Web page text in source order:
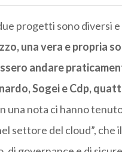
progetti sono diversi
una vera e propria
andare
Sogei e Cdp,
una nota ci hanno
settore del cloud”, che